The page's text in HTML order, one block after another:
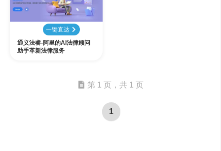
一键直达
通义法睿-阿里的AI法律顾问
助手革新法律服务
第 1 页，共 1 页
1